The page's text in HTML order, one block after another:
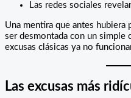
Las redes sociales
Una mentira que antes hubiera
ser desmontada con un simple
excusas clásicas ya no
Las excusas más